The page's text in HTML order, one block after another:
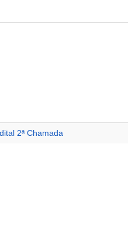
2ª Chamada